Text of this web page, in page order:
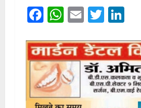
Facebook
WhatsApp
EmailTwitter